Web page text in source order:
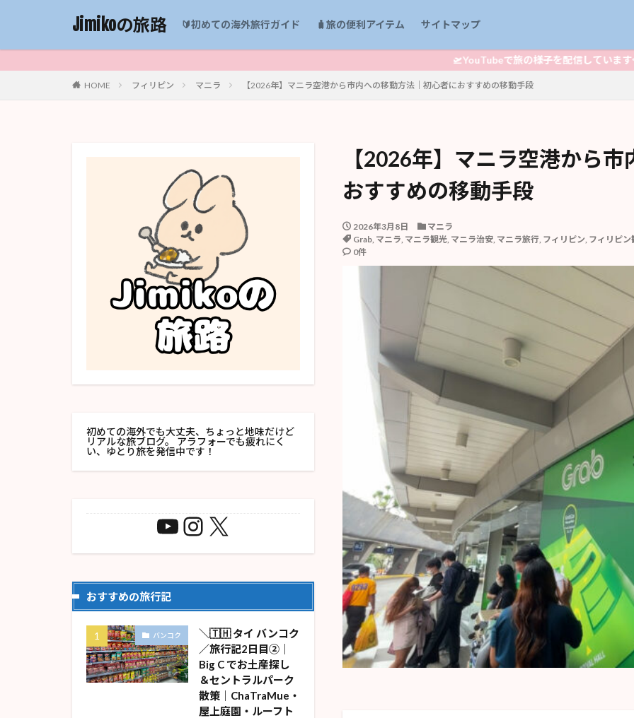
Jimikoの旅路 🔰初めての海外旅行ガイド 🧳旅の便利アイテム サイトマップ
🛫YouTubeで旅の様子を配信しています👈クリック
HOME フィリピン マニラ 【2026年】マニラ空港から市内への移動方法｜初心者におすすめの移動手段
【2026年】マニラ空港から
おすすめの移動手段
2026年3月8日
マニラ
Grab, マニラ, マニラ観光, マニラ治安, マニラ旅行, フィリピン, フィリピン
0件
初めての海外でも大丈夫、ちょっと地味だけど
リアルな旅ブログ。 アラフォーでも疲れにく
い、ゆとり旅を発信中です！
おすすめの旅行記
バンコク
＼🇹🇭 タイ バンコク
／旅行記2日目②｜
Big C でお土産探し
＆セントラルパーク
散策｜ChaTraMue・
屋上庭園・ルーフト